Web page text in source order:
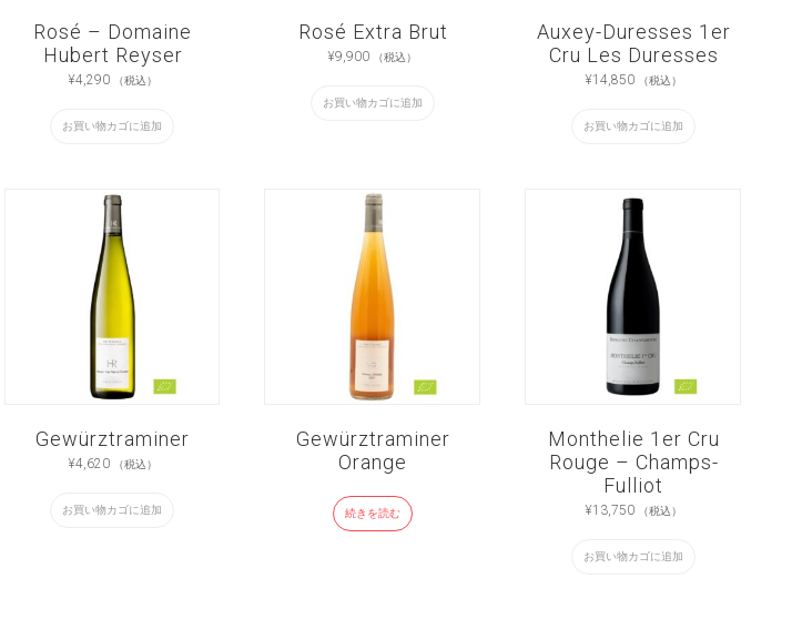
Rosé – Domaine
Hubert Reyser
¥4,290 （税込）
お買い物カゴに追加
Rosé Extra Brut
¥9,900 （税込）
お買い物カゴに追加
Auxey-Duresses 1er
Cru Les Duresses
¥14,850 （税込）
お買い物カゴに追加
Gewürztraminer
¥4,620 （税込）
お買い物カゴに追加
Gewürztraminer
Orange
続きを読む
Monthelie 1er Cru
Rouge – Champs-
Fulliot
¥13,750 （税込）
お買い物カゴに追加